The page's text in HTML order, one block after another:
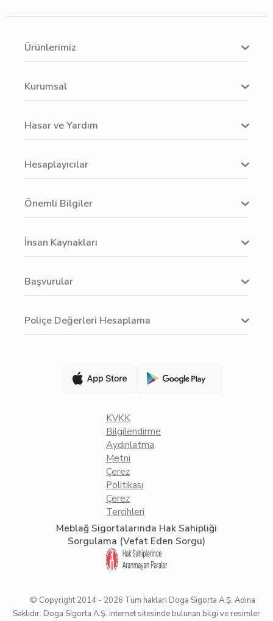
Ürünlerimiz
Kurumsal
Hasar ve Yardım
Hesaplayıcılar
Önemli Bilgiler
İnsan Kaynakları
Başvurular
Poliçe Değerleri Hesaplama
KVKK
Bilgilendirme
Aydınlatma
Metni
Çerez
Politikası
Çerez
Tercihleri
Meblağ Sigortalarında Hak Sahipliği
Sorgulama (Vefat Eden Sorgu)
© Copyright 2014 - 2026 Tüm hakları Doga Sigorta A.Ş. Adına
Saklıdır. Doga Sigorta A.Ş. internet sitesinde bulunan bilgi ve resimler